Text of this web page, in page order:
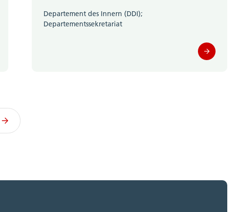
Departement des Innern (DDI);
Departementssekretariat